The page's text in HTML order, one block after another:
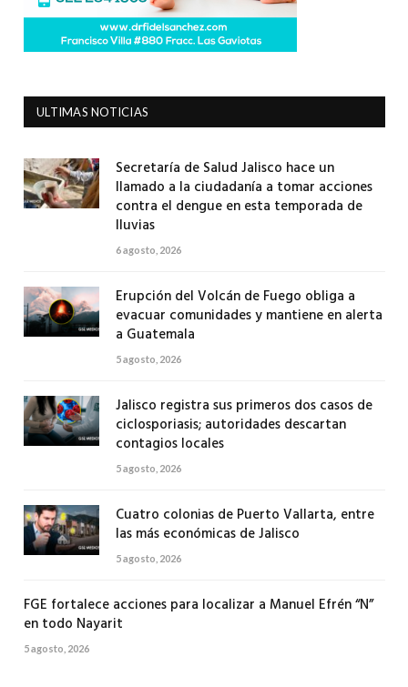
ULTIMAS NOTICIAS
Secretaría de Salud Jalisco hace un
llamado a la ciudadanía a tomar acciones
contra el dengue en esta temporada de
lluvias
6 agosto, 2026
Erupción del Volcán de Fuego obliga a
evacuar comunidades y mantiene en alerta
a Guatemala
5 agosto, 2026
Jalisco registra sus primeros dos casos de
ciclosporiasis; autoridades descartan
contagios locales
5 agosto, 2026
Cuatro colonias de Puerto Vallarta, entre
las más económicas de Jalisco
5 agosto, 2026
FGE fortalece acciones para localizar a Manuel Efrén “N”
en todo Nayarit
5 agosto, 2026